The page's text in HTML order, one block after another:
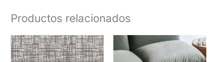
Productos relacionados